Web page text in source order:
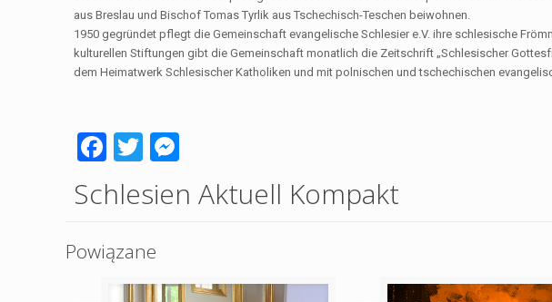
aus Breslau und Bischof Tomas Tyrlik aus Tschechisch-Teschen beiwohnen.
1950 gegründet pflegt die Gemeinschaft evangelische Schlesier e.V. ihre schlesische
kulturellen Stiftungen gibt die Gemeinschaft monatlich die Zeitschrift „Schlesischer
dem Heimatwerk Schlesischer Katholiken und mit polnischen und tschechischen
Facebook
Twitter
Schlesien Aktuell Kompakt
Powiązane